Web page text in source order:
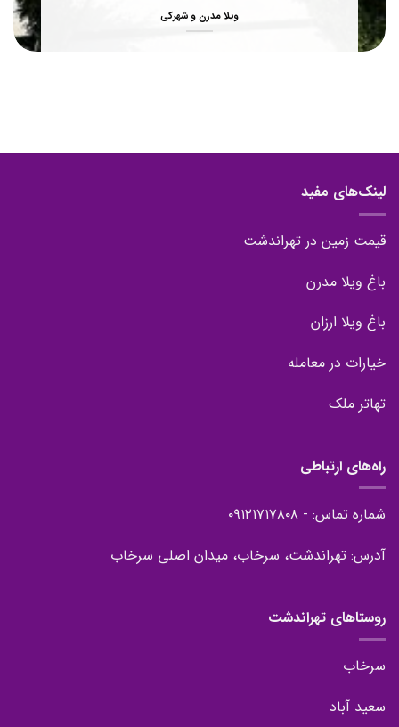
ویلا مدرن و شهرکی
لینک‌های مفید
قیمت زمین در تهراندشت
باغ ویلا مدرن
باغ ویلا ارزان
خیارات در معامله
تهاتر ملک
راه‌های ارتباطی
شماره تماس: - ۰۹۱۲۱۷۱۷۸۰۸
آدرس: تهراندشت، سرخاب، میدان اصلی سرخاب
روستاهای تهراندشت
سرخاب
سعید آباد